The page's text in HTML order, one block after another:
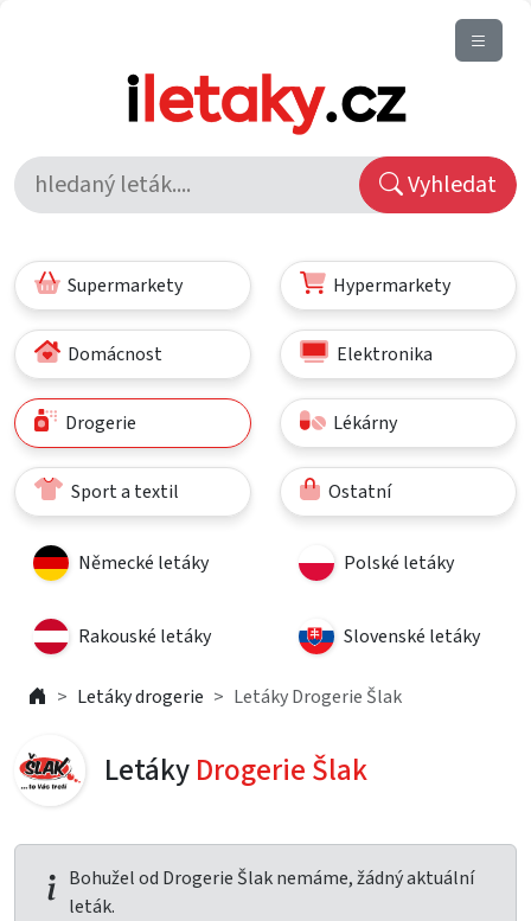
Vyhledat
Supermarkety Hypermarkety
Domácnost Elektronika
Drogerie Lékárny
Sport a textil Ostatní
Německé letáky Polské letáky
Rakouské letáky Slovenské letáky
Letáky drogerie Letáky Drogerie Šlak
LetákyDrogerie Šlak
Bohužel od Drogerie Šlak nemáme, žádný aktuální
leták.